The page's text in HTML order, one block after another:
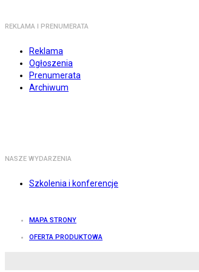
REKLAMA I PRENUMERATA
Reklama
Ogłoszenia
Prenumerata
Archiwum
NASZE WYDARZENIA
Szkolenia i konferencje
MAPA STRONY
OFERTA PRODUKTOWA